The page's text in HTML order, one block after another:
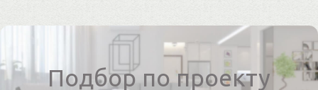
Подбор по проекту